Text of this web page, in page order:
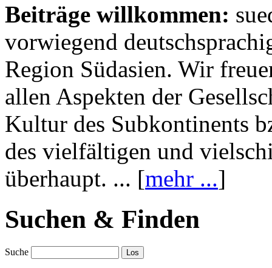
Beiträge willkommen:
vorwiegend
Region Südasien. Wir
allen Aspekten der
Kultur des Subkontinents
des vielfältigen und
überhaupt. ... [mehr ...]
Suchen & Finden
Suche